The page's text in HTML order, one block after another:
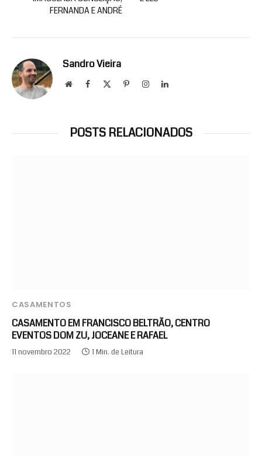
FERNANDA E ANDRÉ
Sandro Vieira
WebsiteFacebook PinterestInstagramLinkedIn
POSTS RELACIONADOS
CASAMENTOS
CASAMENTO EM FRANCISCO BELTRÃO, CENTRO
EVENTOS DOM ZU, JOCEANE E RAFAEL
11 novembro 2022 1 Min. de Leitura